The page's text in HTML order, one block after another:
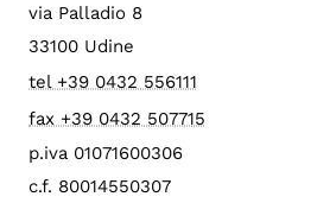
via Palladio 8
33100 Udine
tel +39 0432 556111
fax +39 0432 507715
p.iva 01071600306
c.f. 80014550307